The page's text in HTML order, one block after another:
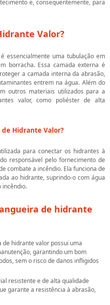
e, consequentemente, para
Valor?
essencialmente uma tubulação em
borracha. Essa camada externa é
a camada interna da abrasão,
entrem na água. Além do
outros materiais utilizados para a
valor, como poliéster de alta
Hidrante Valor?
para conectar os hidrantes à
responsável pelo fornecimento de
combate a incêndio. Ela funciona de
ao hidrante, suprindo-o com água
incêndio.
de hidrante
garantindo um bom
sem o risco de danos infligidos
garante a resistência à abrasão,